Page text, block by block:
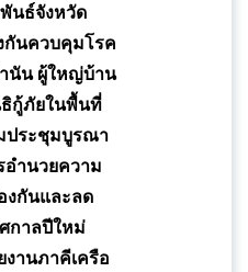
นธ์จังหวัด
กันควบคุมโรค
นัน ผู้ใหญ่บ้าน
กู้ภัยในพื้นที่
ประชุมบูรณา
อำนวยความ
งกันและลด
กาลปีใหม่
านภาคีเครือ